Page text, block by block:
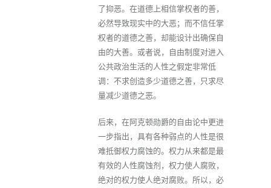
了抑恶。在道德上相信掌权者的善，
必然导致现实中的大恶；而不信任掌
权者的道德之善，却能设计出确保自
由的大善。或者说，自由制度对进入
公共政治生活的人性之假定非常低
调：不求创造多少道德之善，只求尽
量减少道德之恶。
后来，在阿克顿勋爵的自由论中更进
一步指出，具有各种弱点的人性是很
难抵御权力腐蚀的。权力从来都是最
有效的人性腐蚀剂，权力使人腐败，
绝对的权力使人绝对腐败。所以，必